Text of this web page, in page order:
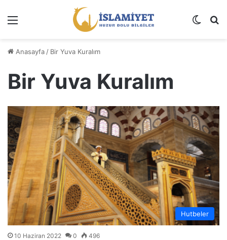
Dış
Anasayfa / Bir Yuva Kuralım
Bir Yuva Kuralım
Hutbeler
10 Haziran 2022 0 496